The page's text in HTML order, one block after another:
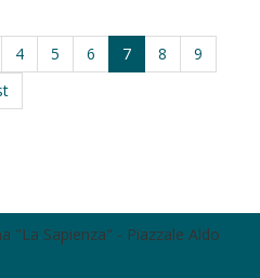
4 5 6 7 8
9
"La Sapienza" - Piazzale Aldo